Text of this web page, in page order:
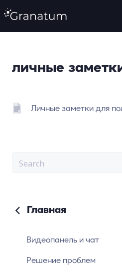
личные
Личные заметки для
Главная
Видеопанель и чат
Решение проблем